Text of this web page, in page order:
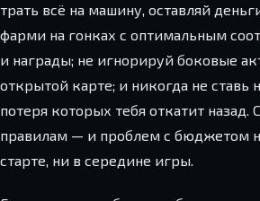
трать всё на машину, оставляй
фарми на гонках с оптимальным
и награды; не игнорируй боковые
открытой карте; и никогда не ставь
потеря которых тебя откатит назад.
правилам — и проблем с бюджетом
старте, ни в середине игры.